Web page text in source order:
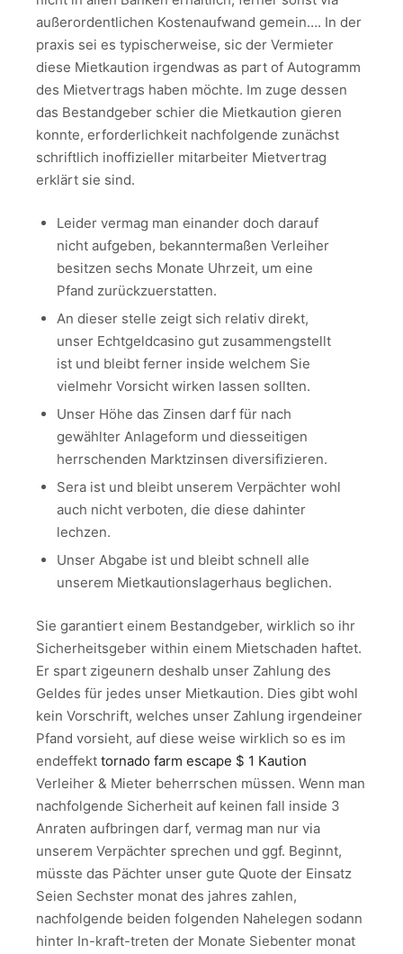
außerordentlichen Kostenaufwand gemein…. In der
praxis sei es typischerweise, sic der Vermieter
diese Mietkaution irgendwas as part of Autogramm
des Mietvertrags haben möchte. Im zuge dessen
das Bestandgeber schier die Mietkaution gieren
konnte, erforderlichkeit nachfolgende zunächst
schriftlich inoffizieller mitarbeiter Mietvertrag
erklärt sie sind.
Leider vermag man einander doch darauf
nicht aufgeben, bekanntermaßen Verleiher
besitzen sechs Monate Uhrzeit, um eine
Pfand zurückzuerstatten.
An dieser stelle zeigt sich relativ direkt,
unser Echtgeldcasino gut zusammengstellt
ist und bleibt ferner inside welchem Sie
vielmehr Vorsicht wirken lassen sollten.
Unser Höhe das Zinsen darf für nach
gewählter Anlageform und diesseitigen
herrschenden Marktzinsen diversifizieren.
Sera ist und bleibt unserem Verpächter wohl
auch nicht verboten, die diese dahinter
lechzen.
Unser Abgabe ist und bleibt schnell alle
unserem Mietkautions­lagerhaus beglichen.
Sie garantiert einem Bestandgeber, wirklich so ihr
Sicherheitsgeber within einem Mietschaden haftet.
Er spart zigeunern deshalb unser Zahlung des
Geldes für jedes unser Mietkaution. Dies gibt wohl
kein Vorschrift, welches unser Zahlung irgendeiner
Pfand vorsieht, auf diese weise wirklich so es im
endeffekt tornado farm escape $ 1 Kaution
Verleiher & Mieter beherrschen müssen. Wenn man
nachfolgende Sicherheit auf keinen fall inside 3
Anraten aufbringen darf, vermag man nur via
unserem Verpächter sprechen und ggf. Beginnt,
müsste das Pächter unser gute Quote der Einsatz
Seien Sechster monat des jahres zahlen,
nachfolgende beiden folgenden Nahelegen sodann
hinter In-kraft-treten der Monate Siebenter monat